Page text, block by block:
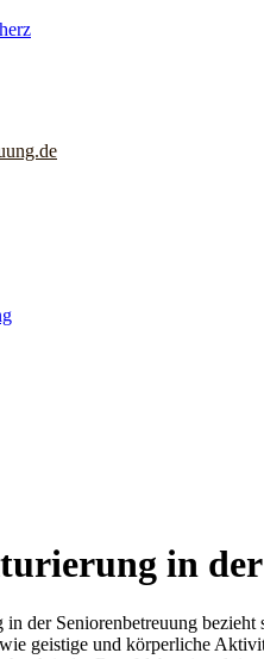
in
der Seniorenbetreuung
geistige und körperliche